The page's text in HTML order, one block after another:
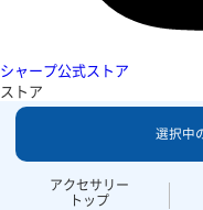
シャープ公式ストア
ストア
アクセサリー
トップ
選択中